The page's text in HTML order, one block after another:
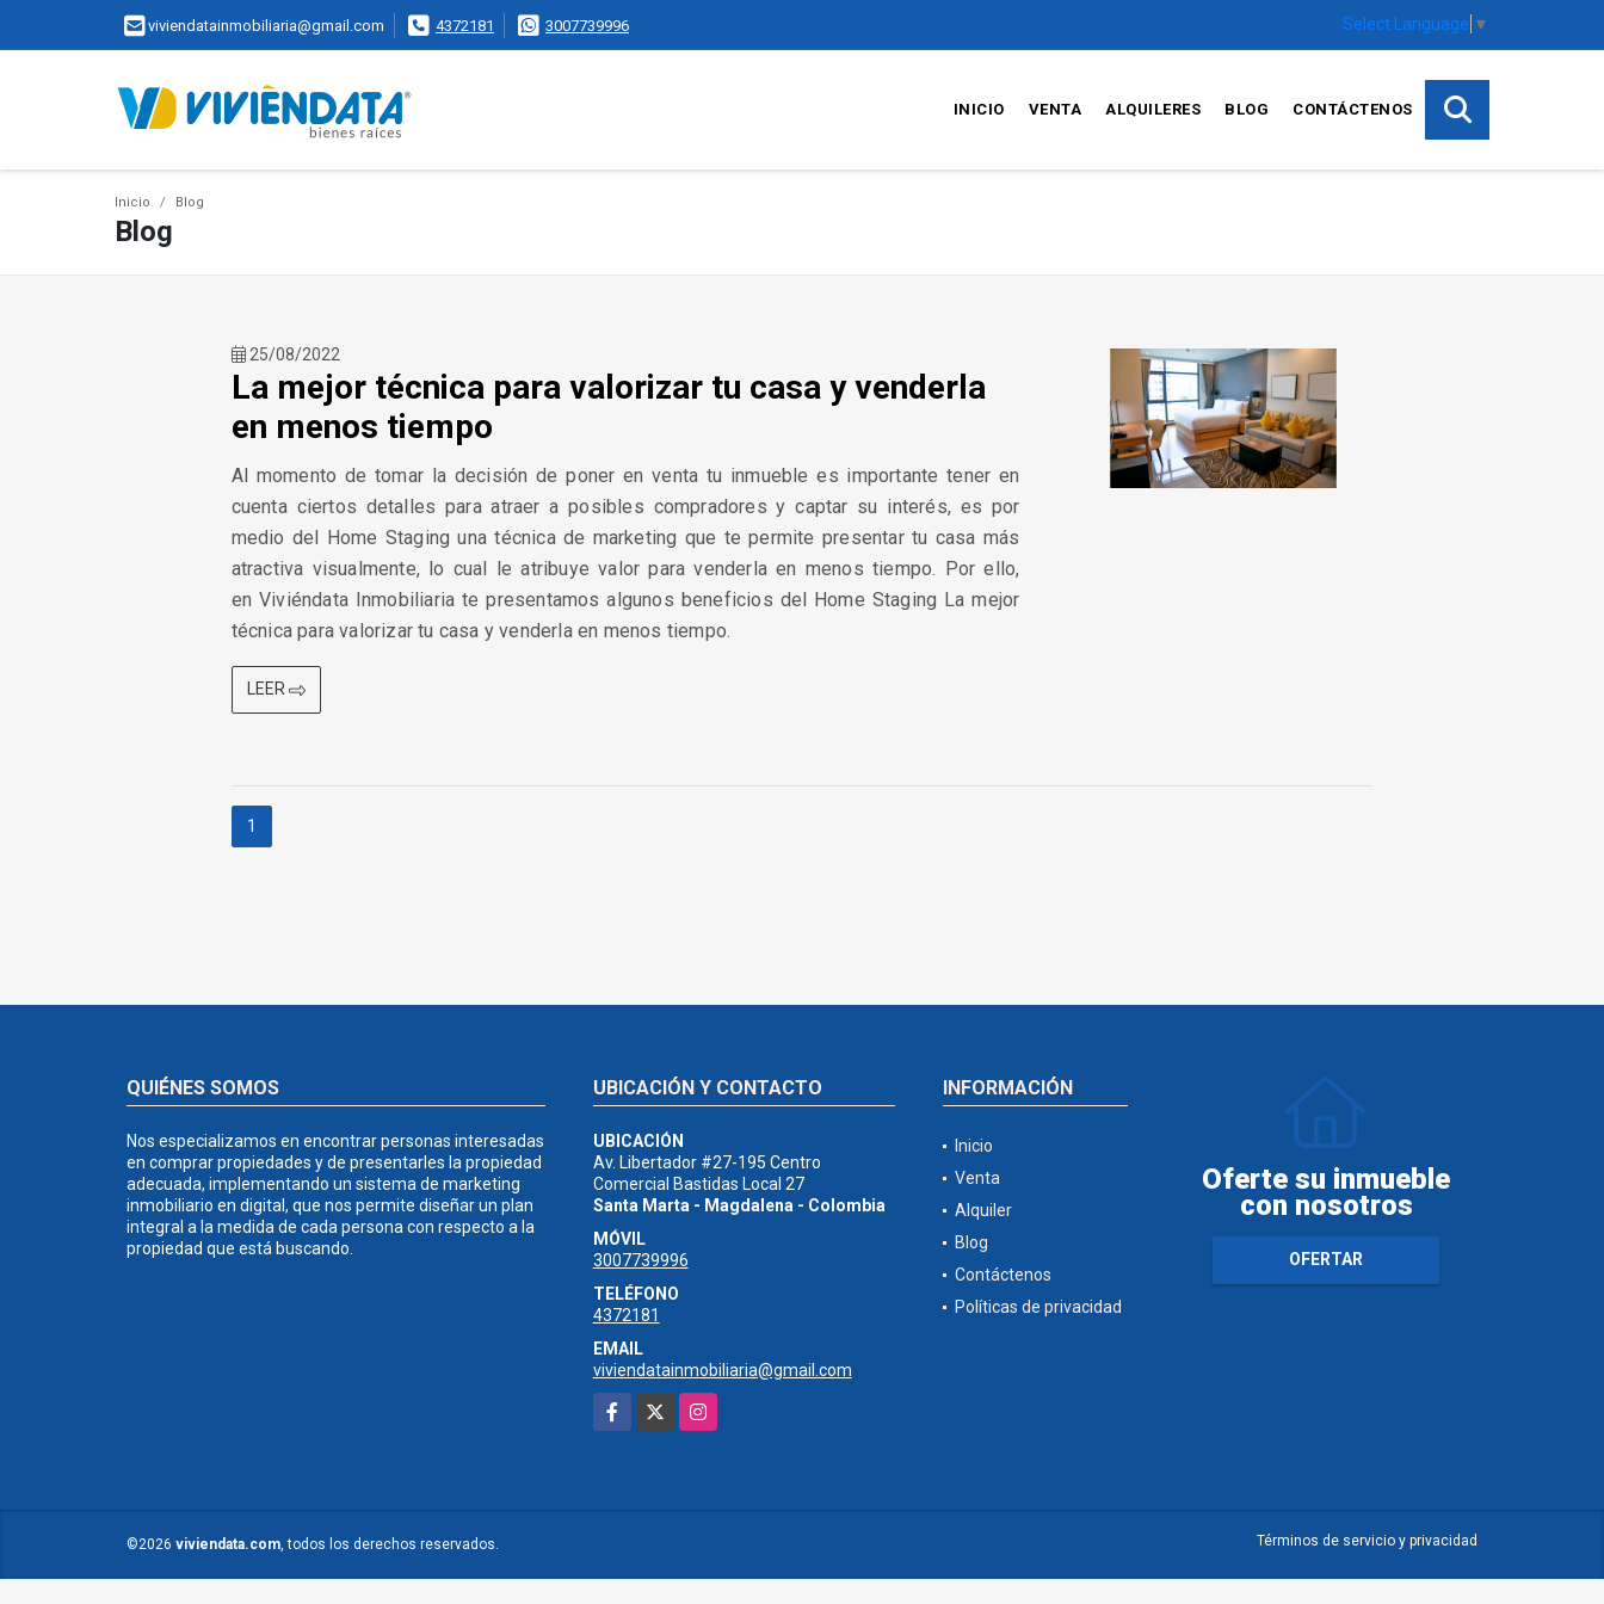
viviendatainmobiliaria@gmail.com 4372181 3007739996 Select Language ▼
INICIO VENTA ALQUILERES BLOG CONTÁCTENOS
Inicio Blog
Blog
25/08/2022
La mejor técnica para valorizar tu casa y venderla
en menos tiempo
Al momento de tomar la decisión de poner en venta tu inmueble es importante tener en
cuenta ciertos detalles para atraer a posibles compradores y captar su interés, es por
medio del Home Staging una técnica de marketing que te permite presentar tu casa más
atractiva visualmente, lo cual le atribuye valor para venderla en menos tiempo. Por ello,
en Viviéndata Inmobiliaria te presentamos algunos beneficios del Home Staging La mejor
técnica para valorizar tu casa y venderla en menos tiempo.
LEER
1
QUIÉNES SOMOS
Nos especializamos en encontrar personas interesadas
en comprar propiedades y de presentarles la propiedad
adecuada, implementando un sistema de marketing
inmobiliario en digital, que nos permite diseñar un plan
integral a la medida de cada persona con respecto a la
propiedad que está buscando.
UBICACIÓN Y CONTACTO
UBICACIÓN
Av. Libertador #27-195 Centro
Comercial Bastidas Local 27
Santa Marta - Magdalena - Colombia
MÓVIL
3007739996
TELÉFONO
4372181
EMAIL
viviendatainmobiliaria@gmail.com
Facebook
Instagram
INFORMACIÓN
Inicio
Venta
Alquiler
Blog
Contáctenos
Políticas de privacidad
Oferte su inmueble
con nosotros
OFERTAR
©2026 viviendata.com, todos los derechos reservados. Términos de servicio y privacidad